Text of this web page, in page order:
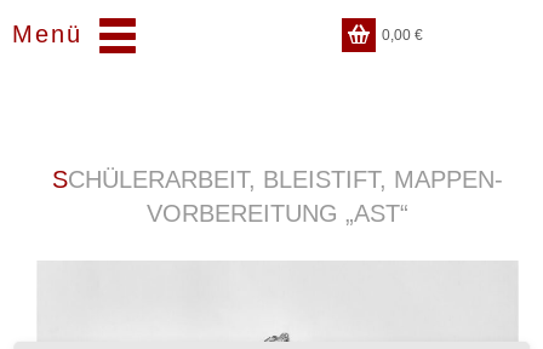
Menü 0,00€
SCHÜLERARBEIT, BLEISTIFT, MAPPEN-
VORBEREITUNG „AST“